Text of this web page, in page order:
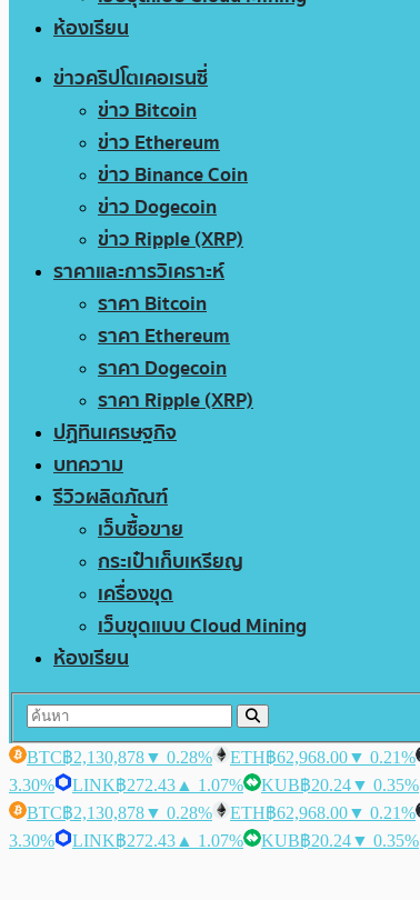
ห้องเรียน
ข่าวคริปโตเคอเรนซี่
ข่าว Bitcoin
ข่าว Ethereum
ข่าว Binance Coin
ข่าว Dogecoin
ข่าว Ripple (XRP)
ราคาและการวิเคราะห์
ราคา Bitcoin
ราคา Ethereum
ราคา Dogecoin
ราคา Ripple (XRP)
ปฏิทินเศรษฐกิจ
บทความ
รีวิวผลิตภัณฑ์
เว็บซื้อขาย
กระเป๋าเก็บเหรียญ
เครื่องขุด
เว็บขุดแบบ Cloud Mining
ห้องเรียน
BTC฿2,130,878▼ 0.28% ETH฿62,968.00▼ 0.21%
3.30%
LINK฿272.43 ▲ 1.07% KUB฿20.24▼ 0.35%
BTC฿2,130,878▼ 0.28% ETH฿62,968.00▼ 0.21%
3.30%
LINK฿272.43 ▲ 1.07% KUB฿20.24▼ 0.35%